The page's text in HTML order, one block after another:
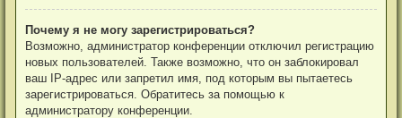
Почему я не могу зарегистрироваться?
Возможно, администратор конференции отключил регистрацию
новых пользователей. Также возможно, что он заблокировал
ваш IP-адрес или запретил имя, под которым вы пытаетесь
зарегистрироваться. Обратитесь за помощью к
администратору конференции.